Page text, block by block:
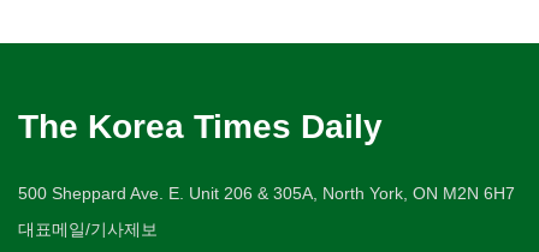
The Korea Times Daily
500 Sheppard Ave. E. Unit 206 & 305A, North York, ON M2N 6H7
대표메일/기사제보